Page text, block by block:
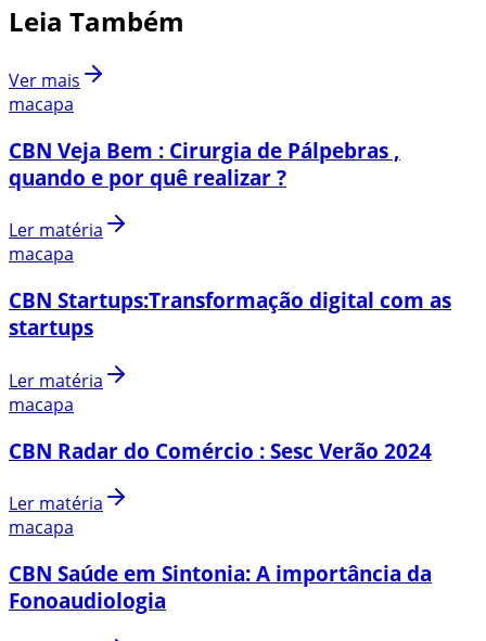
Leia Também
Ver mais
macapa
CBN Veja Bem : Cirurgia de Pálpebras ,
quando e por quê realizar ?
Ler matéria
macapa
CBN Startups:Transformação digital com as
startups
Ler matéria
macapa
CBN Radar do Comércio : Sesc Verão 2024
Ler matéria
macapa
CBN Saúde em Sintonia: A importância da
Fonoaudiologia